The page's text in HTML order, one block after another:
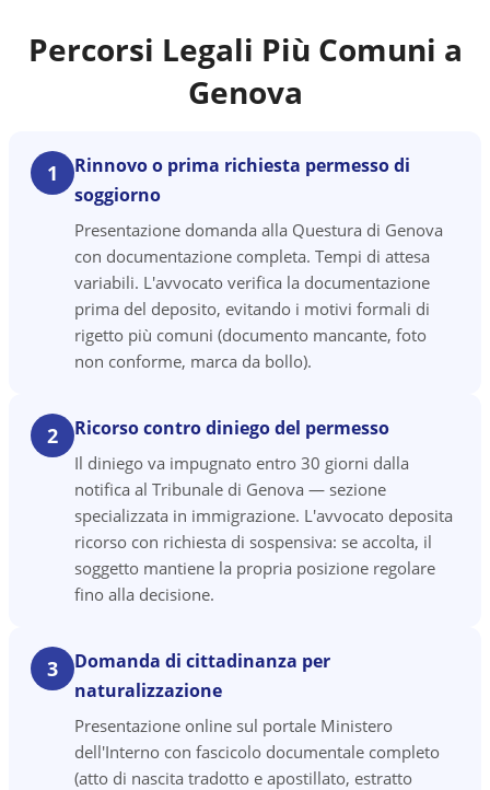
Percorsi Legali Più Comuni a
Genova
1
Rinnovo o prima richiesta permesso di
soggiorno
Presentazione domanda alla Questura di Genova
con documentazione completa. Tempi di attesa
variabili. L'avvocato verifica la documentazione
prima del deposito, evitando i motivi formali di
rigetto più comuni (documento mancante, foto
non conforme, marca da bollo).
2 Ricorso contro diniego del permesso
Il diniego va impugnato entro 30 giorni dalla
notifica al Tribunale di Genova — sezione
specializzata in immigrazione. L'avvocato deposita
ricorso con richiesta di sospensiva: se accolta, il
soggetto mantiene la propria posizione regolare
fino alla decisione.
3
Domanda di cittadinanza per
naturalizzazione
Presentazione online sul portale Ministero
dell'Interno con fascicolo documentale completo
(atto di nascita tradotto e apostillato, estratto